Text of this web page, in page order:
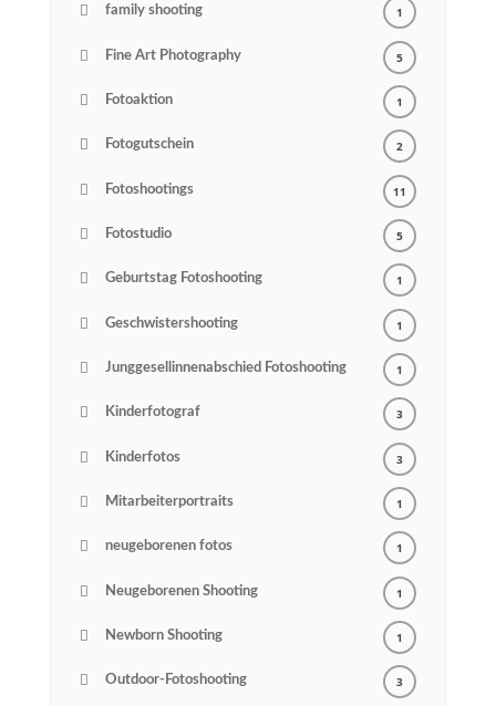
family shooting 1
Fine Art Photography 5
Fotoaktion 1
Fotogutschein 2
Fotoshootings 11
Fotostudio 5
Geburtstag Fotoshooting 1
Geschwistershooting 1
Junggesellinnenabschied Fotoshooting 1
Kinderfotograf 3
Kinderfotos 3
Mitarbeiterportraits 1
neugeborenen fotos 1
Neugeborenen Shooting 1
Newborn Shooting 1
Outdoor-Fotoshooting 3